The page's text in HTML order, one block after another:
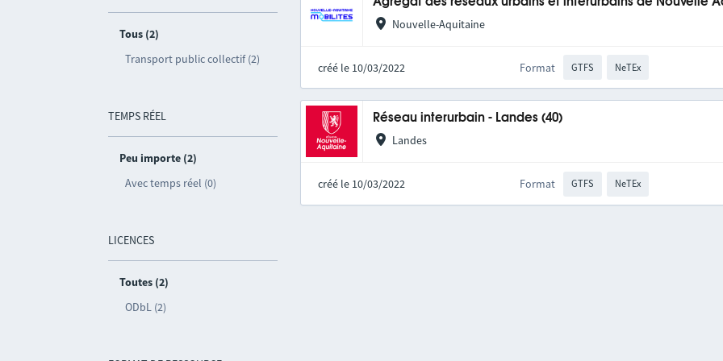
Tous (2)
Transport public collectif (2)
TEMPS RÉEL
Peu importe (2)
Avec temps réel (0)
LICENCES
Toutes (2)
ODbL (2)
Nouvelle-Aquitaine
créé le 10/03/2022 Format GTFS NeTEx
Réseau interurbain - Landes (40)
Landes
créé le 10/03/2022 Format GTFS NeTEx